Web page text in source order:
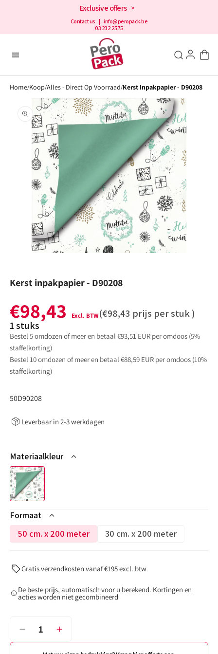
Exclusive offers >
Contact us | info@peropack.be
03 232 2575
Home/Koop/Alles - Direct Op Voorraad/Kerst Inpakpapier - D90208
Open
aanbevolen
media
in
de
galerijweergave
Kerst inpakpapier - D90208
Normale
prijs
€98,43 (€98,43 prijs per stuk )
1stuks
Bestel 5 omdozen of meer en betaal €93,51 EUR per omdoos (5%
staffelkorting)
Bestel 10 omdozen of meer en betaal €88,59 EUR per omdoos (10%
staffelkorting)
:50D90208
Leverbaar in 2-3 werkdagen
Materiaalkleur
Formaat
50 cm. x 200 meter
Variant
voorraad
of
niet
30 cm. x 200 meter
Variant
voorraad
Gratis verzendkosten vanaf €195 excl. btw
De beste prijs, automatisch voor u berekend. Kortingen en
acties worden niet gecombineerd
Verminder
het
Verhoog
het